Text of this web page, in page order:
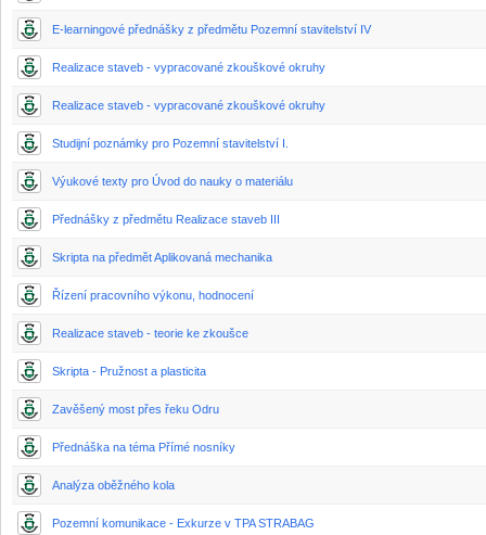
E-learningové přednášky z předmětu Pozemní stavitelství IV
Realizace staveb - vypracované zkouškové okruhy
Realizace staveb - vypracované zkouškové okruhy
Studijní poznámky pro Pozemní stavitelství I.
Výukové texty pro Úvod do nauky o materiálu
Přednášky z předmětu Realizace staveb III
Skripta na předmět Aplikovaná mechanika
Řízení pracovního výkonu, hodnocení
Realizace staveb - teorie ke zkoušce
Skripta - Pružnost a plasticita
Zavěšený most přes řeku Odru
Přednáška na téma Přímé nosníky
Analýza oběžného kola
Pozemní komunikace - Exkurze v TPA STRABAG